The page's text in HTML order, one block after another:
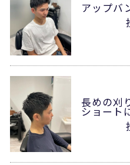
アップバ
長めの刈
ショート